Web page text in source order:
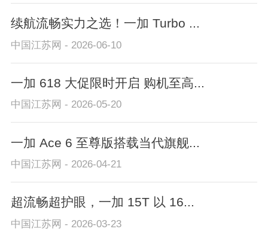
续航流畅实力之选！一加 Turbo ...
中国江苏网 - 2026-06-10
一加 618 大促限时开启 购机至高...
中国江苏网 - 2026-05-20
一加 Ace 6 至尊版搭载当代旗舰...
中国江苏网 - 2026-04-21
超流畅超护眼，一加 15T 以 16...
中国江苏网 - 2026-03-23